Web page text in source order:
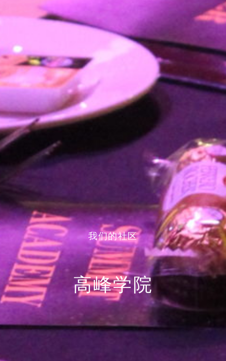
我们的社区
高峰学院